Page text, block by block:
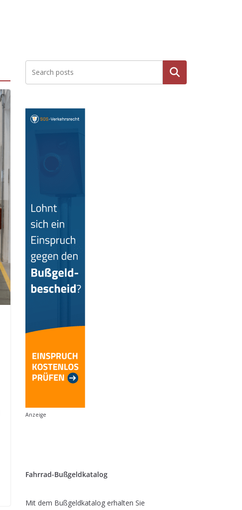
Suche
Anzeige
Fahrrad-Bußgeldkatalog
Mit dem Bußgeldkatalog erhalten Sie